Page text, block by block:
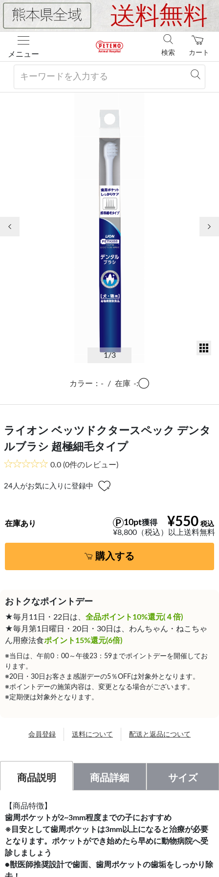
メニュー カート
検索
前の画像
1 /3
カラー：- / 在庫 -:◯
ライオン ベッツドクタースペック デンタ
ルブラシ 超極細毛タイプ
0.0 (0件のレビュー)
24人がお気に入りに登録中
¥550
10pt獲得
¥8,800（税込）以上送料無料
在庫あり
購入する
おトクなポイントデー
★毎月11日・22日は、 全品ポイント10%還元(４倍)
★毎月第1日曜日・20日・30日は、わんちゃん・ねこちゃ
ん用療法食ポイント15%還元(6倍)
※当日は、午前0：00～午後23：59までポイントデーを開催してお
ります。
※20日・30日お客さま感謝デーの5％OFFは対象外となります。
※ポイントデーの施策内容は、変更となる場合がございます。
※定期便は対象外となります。
会員登録 送料について 配送と返品について
商品説明 商品詳細 サイズ
【商品特徴】
歯周ポケットが2~3mm程度までの子におすすめ
※目安として歯周ポケットは3mm以上になると治療が必要
となります。ポケットができ始めたら早めに動物病院へ受
診しましょう
●獣医師推奨設計で歯面、歯周ポケットの歯垢をしっかり除